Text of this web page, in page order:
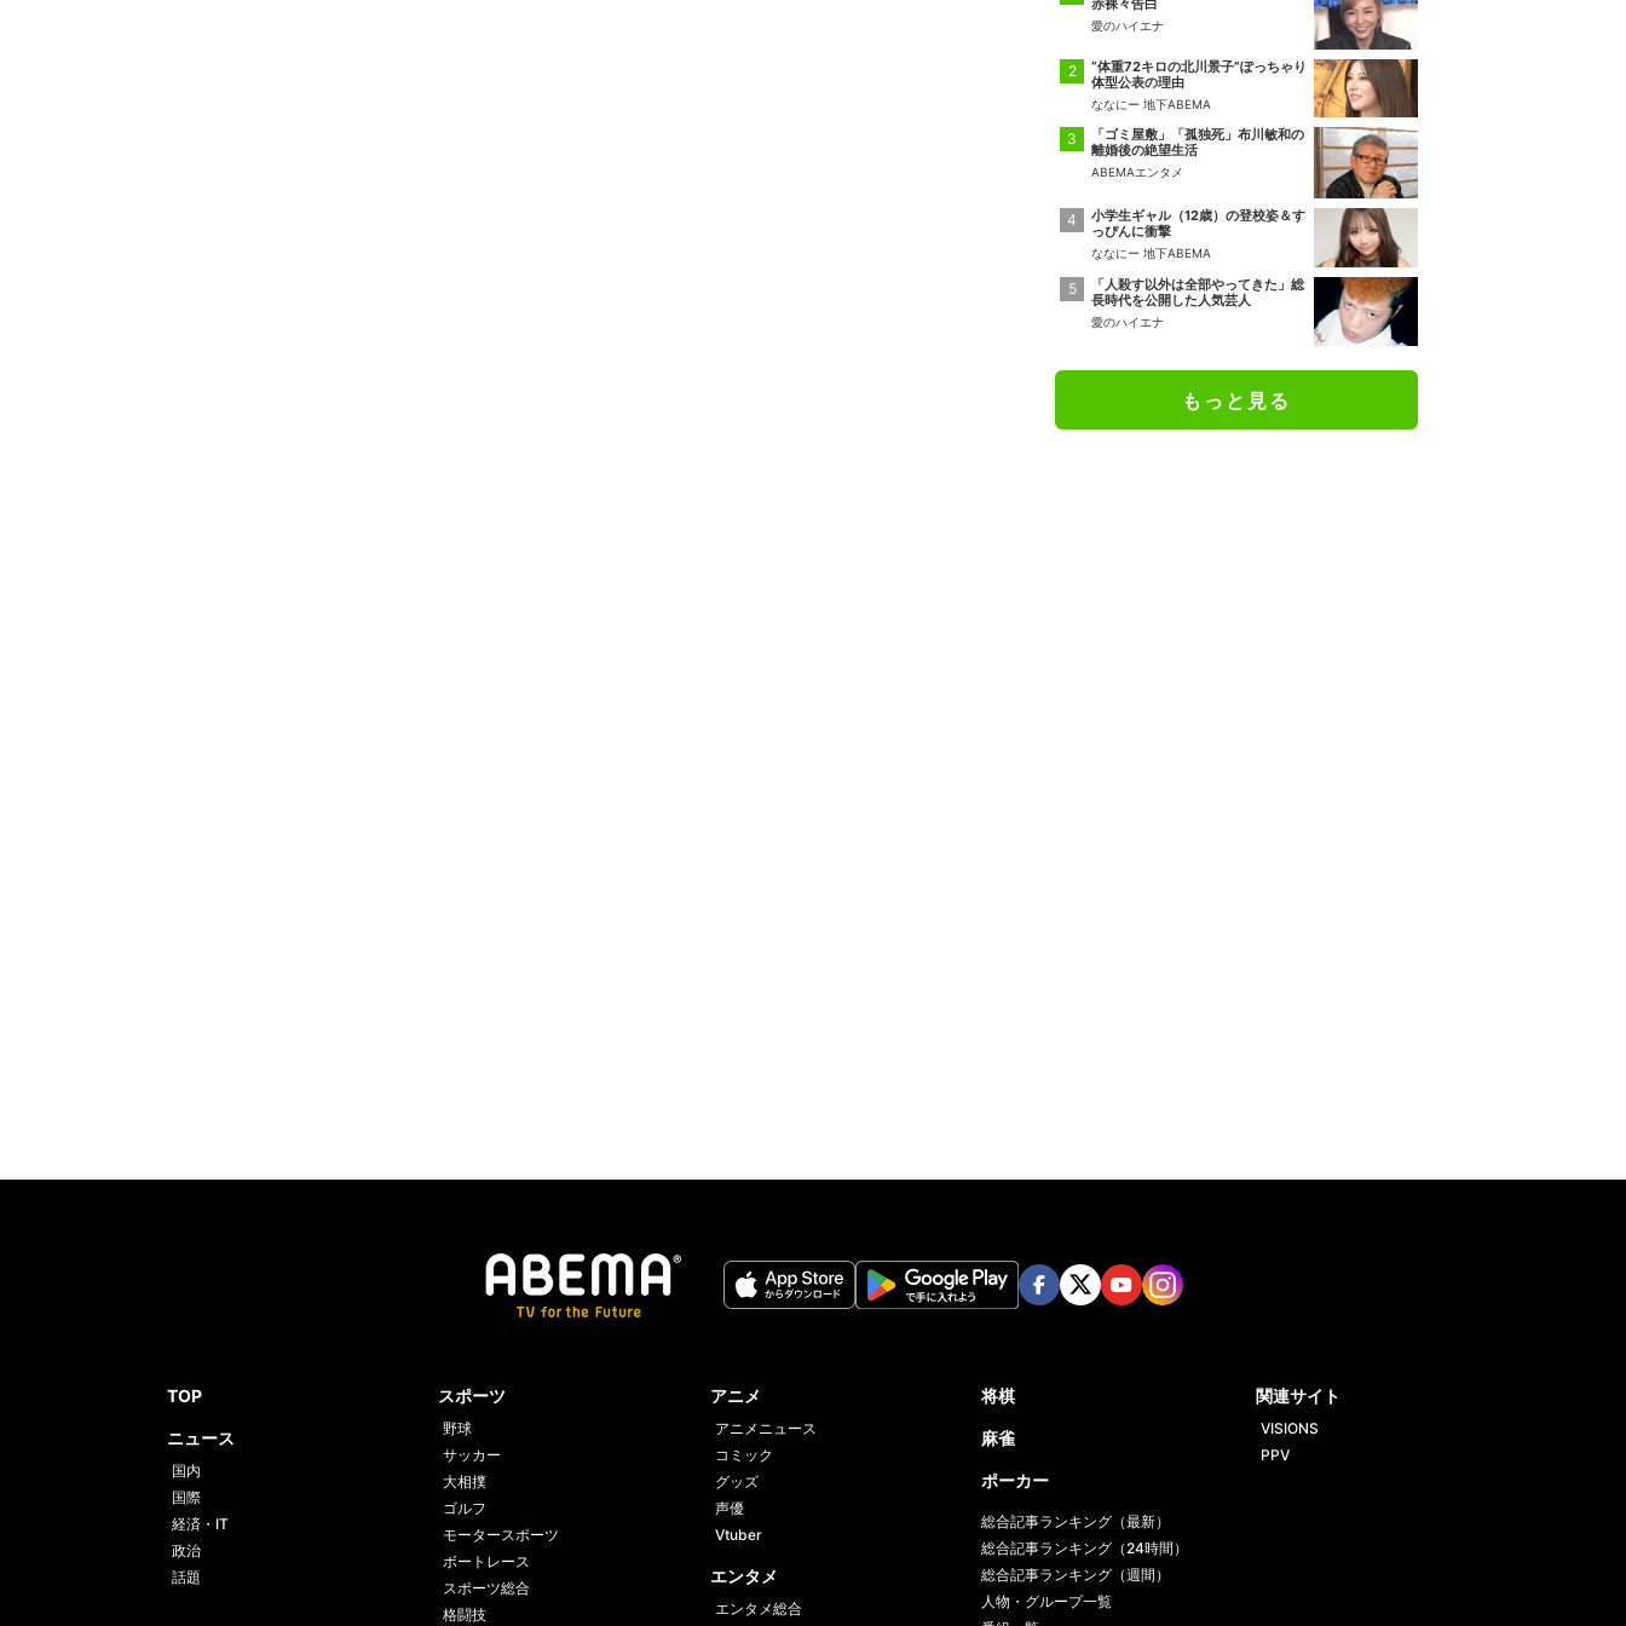
赤裸々告白
愛のハイエナ
“体重72キロの北川景子”ぽっちゃり
体型公表の理由
ななにー 地下ABEMA
「ゴミ屋敷」「孤独死」布川敏和の
離婚後の絶望生活
ABEMAエンタメ
小学生ギャル（12歳）の登校姿＆す
っぴんに衝撃
ななにー 地下ABEMA
「人殺す以外は全部やってきた」総
長時代を公開した人気芸人
愛のハイエナ
もっと見る
TOP
ニュース
国内
国際
経済・IT
政治
話題
スポーツ
野球
サッカー
大相撲
ゴルフ
モータースポーツ
ボートレース
スポーツ総合
格闘技
アニメ
アニメニュース
コミック
グッズ
声優
Vtuber
エンタメ
エンタメ総合
将棋
麻雀
ポーカー
総合記事ランキング（最新）
総合記事ランキング（24時間）
総合記事ランキング（週間）
人物・グループ一覧
関連サイト
VISIONS
PPV